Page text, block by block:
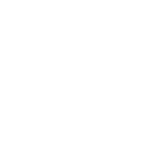
comunicazione crea